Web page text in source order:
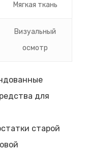
Мягкая ткань
Визуальный
осмотр
для
старой